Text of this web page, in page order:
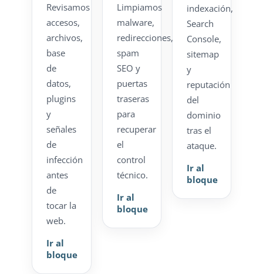
Revisamos
accesos,
archivos,
base
de
datos,
plugins
y
señales
de
infección
antes
de
tocar la
web.
Ir al
bloque
Limpiamos
malware,
redirecciones,
spam
SEO y
puertas
traseras
para
recuperar
el
control
técnico.
Ir al
bloque
indexación,
Search
Console,
sitemap
y
reputación
del
dominio
tras el
ataque.
Ir al
bloque